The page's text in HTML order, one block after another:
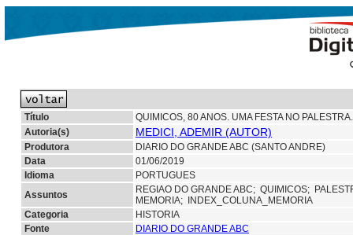
Título
QUIMICOS, 80 ANOS. UMA FESTA NO PALESTRA.
Autoria(s)
MEDICI, ADEMIR (AUTOR)
Produtora
DIARIO DO GRANDE ABC (SANTO ANDRE)
Data
01/06/2019
Idioma
PORTUGUES
Assuntos
REGIAO DO GRANDE ABC; QUIMICOS;
MEMORIA; INDEX_COLUNA_MEMORIA
Categoria
HISTORIA
Fonte
DIARIO DO GRANDE ABC